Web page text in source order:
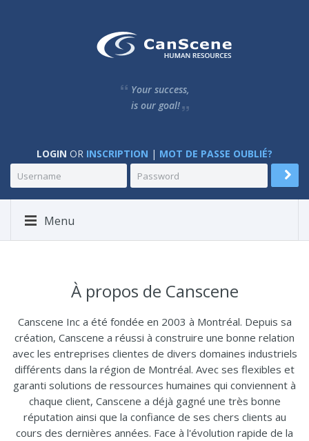
Your success,
is our goal!
LOGIN OR INSCRIPTION | MOT DE PASSE OUBLIÉ?
Menu
À propos de Canscene
Canscene Inc a été fondée en 2003 à Montréal. Depuis sa
création, Canscene a réussi à construire une bonne relation
avec les entreprises clientes de divers domaines industriels
différents dans la région de Montréal. Avec ses flexibles et
garanti solutions de ressources humaines qui conviennent à
chaque client, Canscene a déjà gagné une très bonne
réputation ainsi que la confiance de ses chers clients au
cours des dernières années. Face à l'évolution rapide de la